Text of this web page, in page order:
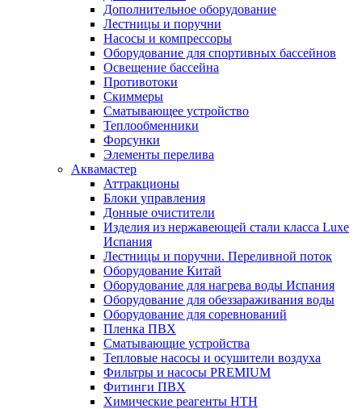
Дополнительное оборудование
Лестницы и поручни
Насосы и компрессоры
Оборудование для спортивных бассейнов
Освещение бассейна
Противотоки
Скиммеры
Сматывающее устройство
Теплообменники
Форсунки
Элементы перелива
Аквамастер
Аттракционы
Блоки управления
Донные очистители
Изделия из нержавеющей стали класса Luxe
Испания
Лестницы и поручни. Переливной поток
Оборудование Китай
Оборудование для нагрева воды Испания
Оборудование для обеззараживания воды
Оборудование для соревнований
Пленка ПВХ
Сматывающие устройства
Тепловые насосы и осушители воздуха
Фильтры и насосы PREMIUM
Фитинги ПВХ
Химические реагенты HTH